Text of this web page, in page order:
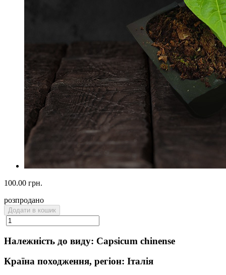
100.00 грн.
розпродано
Додати в кошик
Належність до виду: Capsicum chinense
Країна походження, регіон: Італія